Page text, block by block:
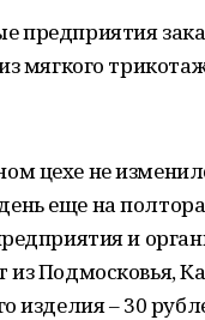
предприятия
мягкого
цехе не
еще на
и
из Подмосковья,
изделия – 30